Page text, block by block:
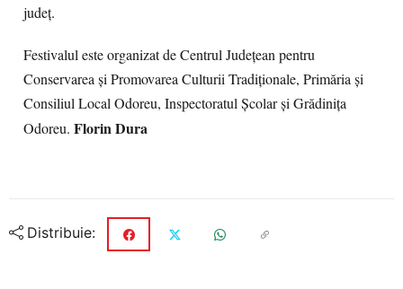
judeţ.
Festivalul este organizat de Centrul Judeţean pentru
Conservarea şi Promovarea Culturii Tradiţionale, Primăria şi
Consiliul Local Odoreu, Inspectoratul Şcolar şi Grădiniţa
Odoreu. Florin Dura
Distribuie: